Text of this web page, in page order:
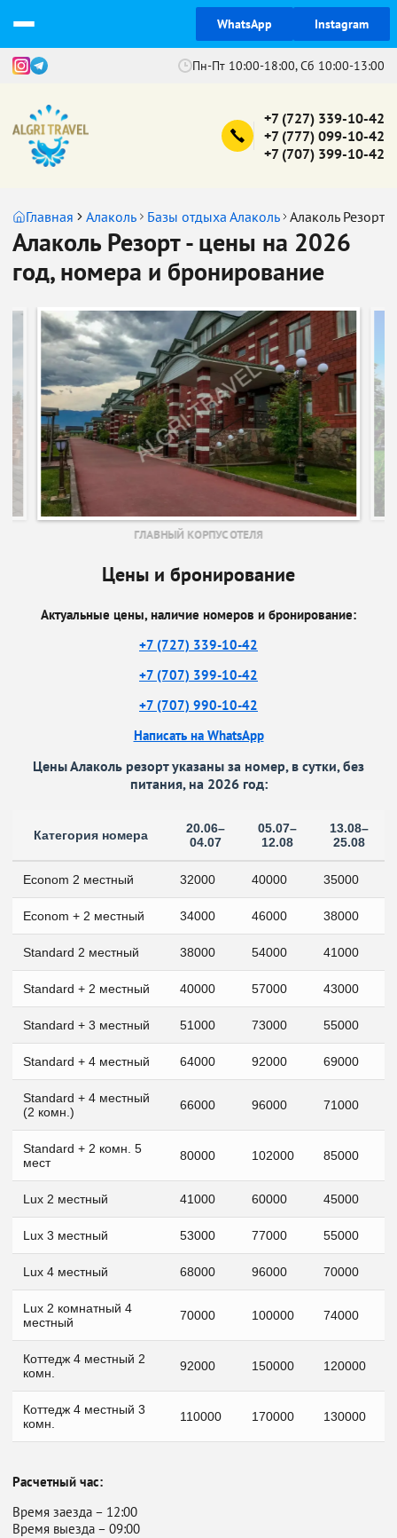
WhatsApp Instagram
Пн-Пт 10:00-18:00, Сб 10:00-13:00
+7 (727) 339-10-42
+7 (777) 099-10-42
+7 (707) 399-10-42
Главная Алаколь Базы отдыха Алаколь Алаколь Резорт
Алаколь Резорт - цены на 2026
год, номера и бронирование
ГЛАВНЫЙ КОРПУС ОТЕЛЯ
Цены и бронирование
Актуальные цены, наличие номеров и бронирование:
+7 (727) 339-10-42
+7 (707) 399-10-42
+7 (707) 990-10-42
Написать на WhatsApp
Категория номера
20.06–
04.07
05.07–
12.08
13.08–
25.08
Econom 2 местный 32000 40000 35000
Econom + 2 местный 34000 46000 38000
Standard 2 местный 38000 54000 41000
Standard + 2 местный 40000 57000 43000
Standard + 3 местный 51000 73000 55000
Standard + 4 местный 64000 92000 69000
Standard + 4 местный
(2 комн.)
66000 96000 71000
Standard + 2 комн. 5
мест
80000 102000 85000
Lux 2 местный 41000 60000 45000
Lux 3 местный 53000 77000 55000
Lux 4 местный 68000 96000 70000
Lux 2 комнатный 4
местный
70000 100000 74000
Коттедж 4 местный 2
комн.
92000 150000 120000
Коттедж 4 местный 3
комн.
110000 170000 130000
Цены Алаколь резорт указаны за номер, в сутки, без
питания, на 2026 год:
Расчетный час:
Время заезда – 12:00
Время выезда – 09:00